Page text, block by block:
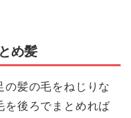
め髪
髪の毛をねじりな
を後ろでまとめれば